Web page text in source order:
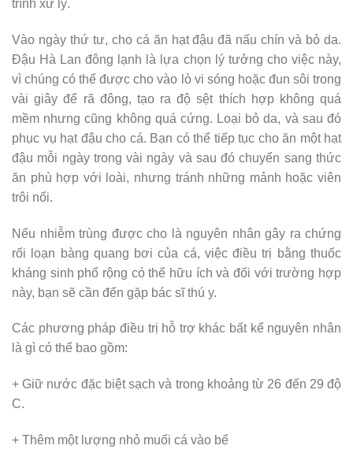
trình xử lý.
Vào ngày thứ tư, cho cá ăn hạt đậu đã nấu chín và bỏ da.
Đậu Hà Lan đông lạnh là lựa chọn lý tưởng cho việc này,
vì chúng có thể được cho vào lò vi sóng hoặc đun sôi trong
vài giây để rã đông, tạo ra độ sệt thích hợp không quá
mềm nhưng cũng không quá cứng. Loại bỏ da, và sau đó
phục vụ hạt đậu cho cá. Bạn có thể tiếp tục cho ăn một hạt
đậu mỗi ngày trong vài ngày và sau đó chuyển sang thức
ăn phù hợp với loài, nhưng tránh những mảnh hoặc viên
trôi nổi.
Nếu nhiễm trùng được cho là nguyên nhân gây ra chứng
rối loạn bàng quang bơi của cá, việc điều trị bằng thuốc
kháng sinh phổ rộng có thể hữu ích và đối với trường hợp
này, bạn sẽ cần đến gặp bác sĩ thú y.
Các phương pháp điều trị hỗ trợ khác bất kể nguyên nhân
là gì có thể bao gồm:
+ Giữ nước đặc biệt sạch và trong khoảng từ 26 đến 29 độ
C.
+ Thêm một lượng nhỏ muối cá vào bể